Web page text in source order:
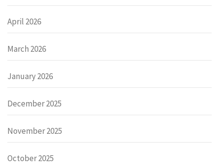
April 2026
March 2026
January 2026
December 2025
November 2025
October 2025